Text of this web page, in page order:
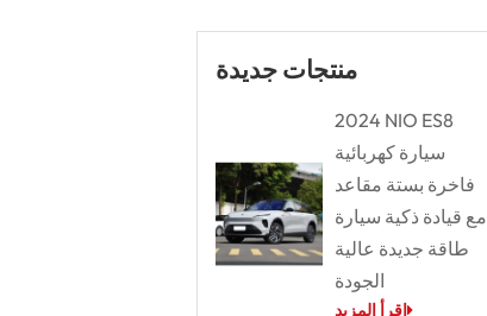
منتجات جديدة
2024 NIO ES8
سيارة كهربائية
فاخرة بستة مقاعد
مع قيادة ذكية سيارة
طاقة جديدة عالية
الجودة
إقرأ المزيد